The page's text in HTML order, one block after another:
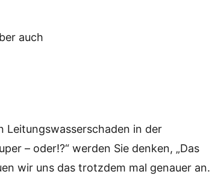
auch
Leitungswasserschaden in der
– oder!?“ werden Sie denken, „Das
wir uns das trotzdem mal genauer an.